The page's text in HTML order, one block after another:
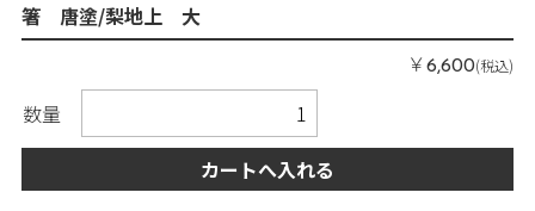
箸 唐塗/梨地上 大
￥6,600(税込)
数量
カートへ入れる